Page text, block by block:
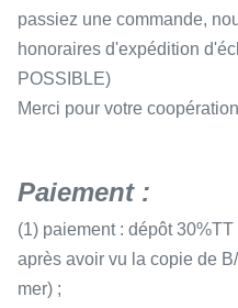
passiez une commande,
honoraires d'expédition
POSSIBLE)
Merci pour votre
Paiement :
(1) paiement : dépôt
après avoir vu la copie de
mer) ;